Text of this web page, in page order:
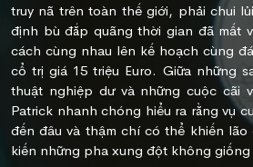
truy nã trên toàn thế giới, phải chui
định bù đắp quãng thời gian đã mất
cách cùng nhau lên kế hoạch cùng
cổ trị giá 15 triệu Euro. Giữa những
thuật nghiệp dư và những cuộc cãi
Patrick nhanh chóng hiểu ra rằng vụ
đến đâu và thậm chí có thể khiến
kiến những pha xung đột không giống